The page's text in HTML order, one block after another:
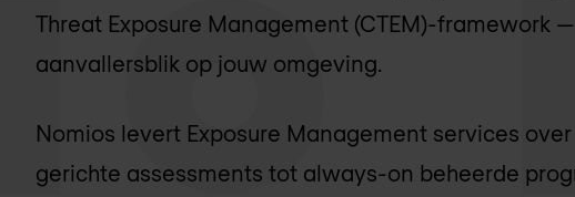
Threat Exposure Management (CTEM)-framework
aanvallersblik op jouw omgeving.
Nomios levert Exposure Management services
gerichte assessments tot always-on beheerde